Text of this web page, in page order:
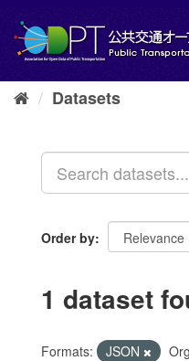
content
Datasets
Order by
1 dataset
Formats: JSON